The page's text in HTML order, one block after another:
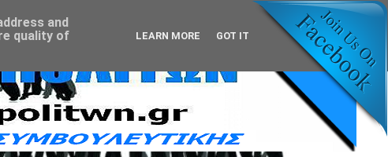
and
quality of
LEARN MORE GOT IT